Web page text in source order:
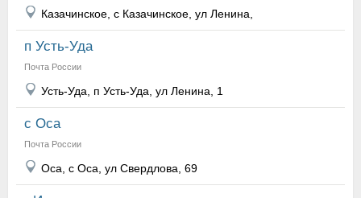
Казачинское, с Казачинское, ул Ленина,
п Усть-Уда
Почта России
Усть-Уда, п Усть-Уда, ул Ленина, 1
с Оса
Почта России
Оса, с Оса, ул Свердлова, 69